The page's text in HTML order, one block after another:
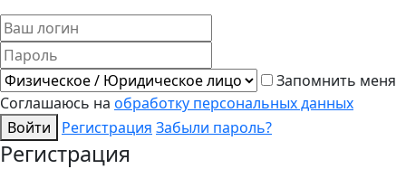
Запомнить меня
Соглашаюсь на обработку персональных данных
Войти
Регистрация Забыли пароль?
Регистрация